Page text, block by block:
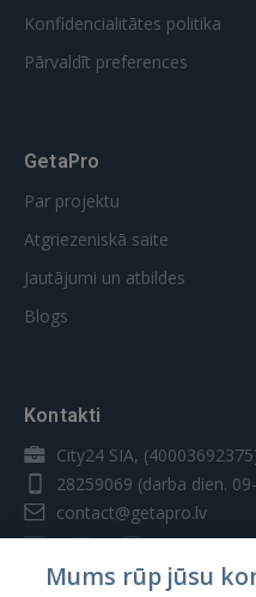
Konfidencialitātes politika
Pārvaldīt preferences
GetaPro
Par projektu
Atgriezeniskā saite
Jautājumi un atbildes
Blogs
Kontakti
City24 SIA,
28259069 (darba dien.
contact@getapro.lv
Mums rūp jūsu